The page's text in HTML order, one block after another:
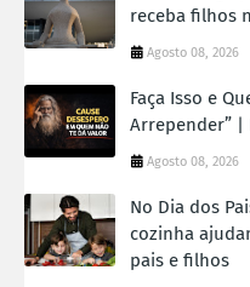
receba filhos
Agosto 08, 2026
Faça Isso e
Arrepender” |
Agosto 08, 2026
No Dia dos
cozinha
pais e filhos